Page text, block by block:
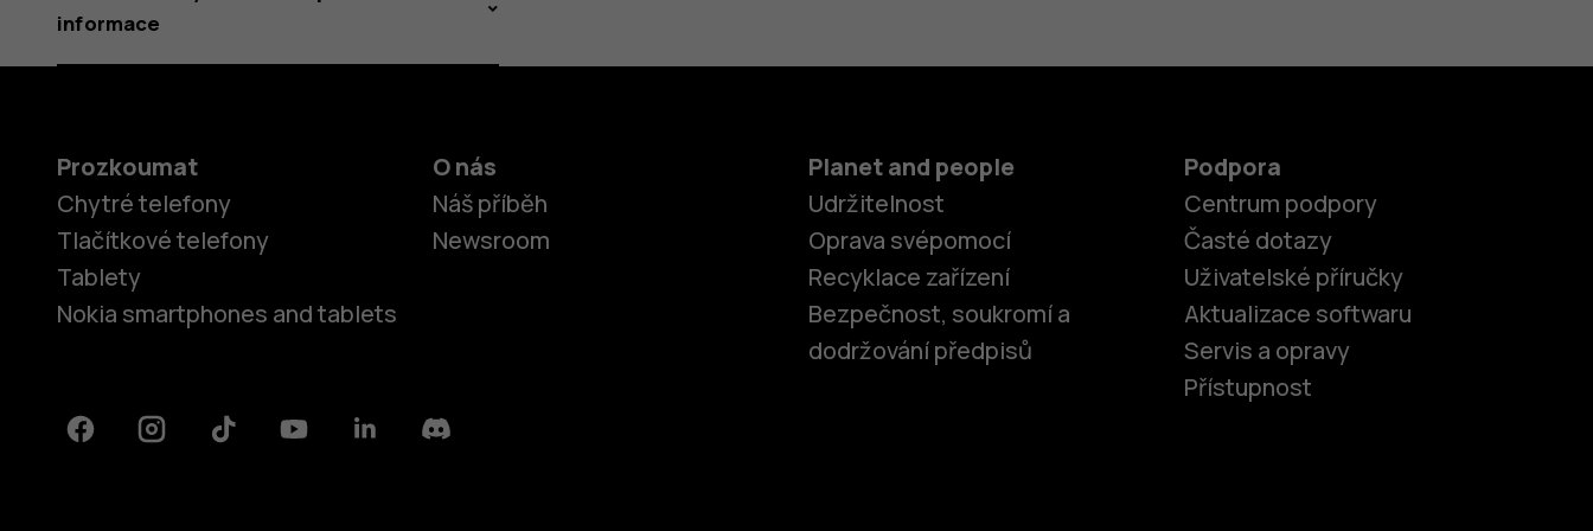
informace
Prozkoumat
Chytré telefony
Tlačítkové telefony
Tablety
Nokia smartphones and tablets
O nás
Náš příběh
Newsroom
Planet and people
Udržitelnost
Oprava svépomocí
Recyklace zařízení
Bezpečnost, soukromí a
dodržování předpisů
Podpora
Centrum podpory
Časté dotazy
Uživatelské příručky
Aktualizace softwaru
Servis a opravy
Přístupnost
FacebookInstagramTiktok YoutubeLinkedinDiscord